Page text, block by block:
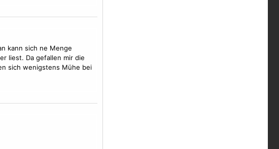
kann sich ne Menge
liest. Da gefallen mir die
sich wenigstens Mühe bei